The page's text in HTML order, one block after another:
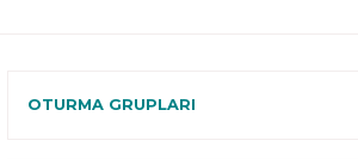
OTURMA GRUPLARI